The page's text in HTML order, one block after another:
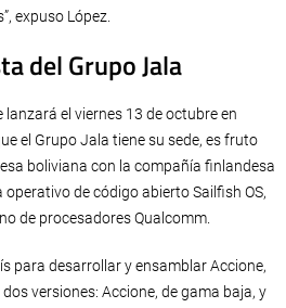
expuso López.
del Grupo Jala
lanzará el viernes 13 de octubre en
el Grupo Jala tiene su sede, es fruto
boliviana con la compañía finlandesa
de código abierto Sailfish OS,
de procesadores Qualcomm.
para desarrollar y ensamblar Accione,
versiones: Accione, de gama baja, y